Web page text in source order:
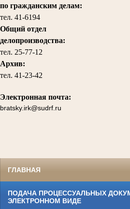
по гражданским делам:
тел. 41-6194
Общий отдел
делопроизводства:
тел. 25-77-12
Архив:
тел. 41-23-42
Электронная почта:
bratsky.irk@sudrf.ru
ГЛАВНАЯ
ПОДАЧА ПРОЦЕССУАЛЬНЫХ
ЭЛЕКТРОННОМ ВИДЕ